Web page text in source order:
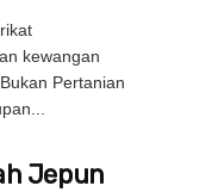
kewangan
Pertanian
Jepun